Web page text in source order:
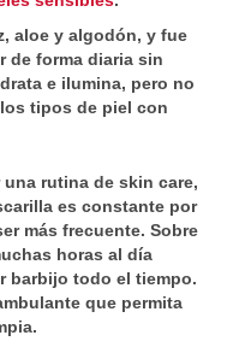
aloe y algodón, y fue
de forma diaria sin
e ilumina, pero no
tipos de piel con
una rutina de skin care,
es constante por
más frecuente. Sobre
horas al día
barbijo todo el tiempo.
que permita